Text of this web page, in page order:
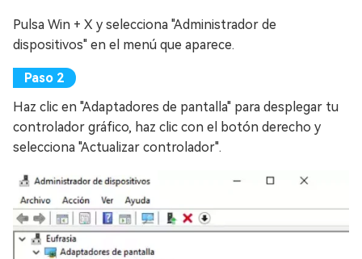
Pulsa Win + X y selecciona "Administrador de
dispositivos" en el menú que aparece.
Haz clic en "Adaptadores de pantalla" para desplegar tu
controlador gráfico, haz clic con el botón derecho y
selecciona "Actualizar controlador".